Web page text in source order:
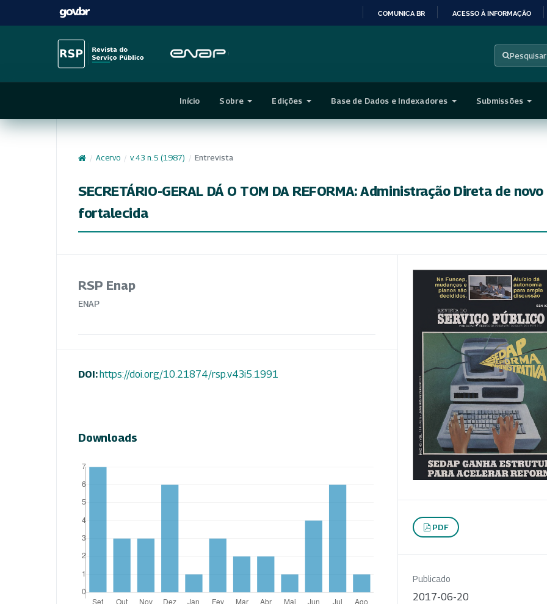
CONTEÚDO
COMUNICA BR ACESSO À INFORMAÇÃO
Pesquisar
Início Sobre Edições Base de Dados e Indexadores Submissões
/ Acervo / v. 43 n. 5 (1987) / Entrevista
SECRETÁRIO-GERAL DÁ O TOM DA REFORMA: Administração Direta de novo
fortalecida
RSP Enap
ENAP
DOI:https://doi.org/10.21874/rsp.v43i5.1991
Downloads
PDF
Publicado
2017-06-20